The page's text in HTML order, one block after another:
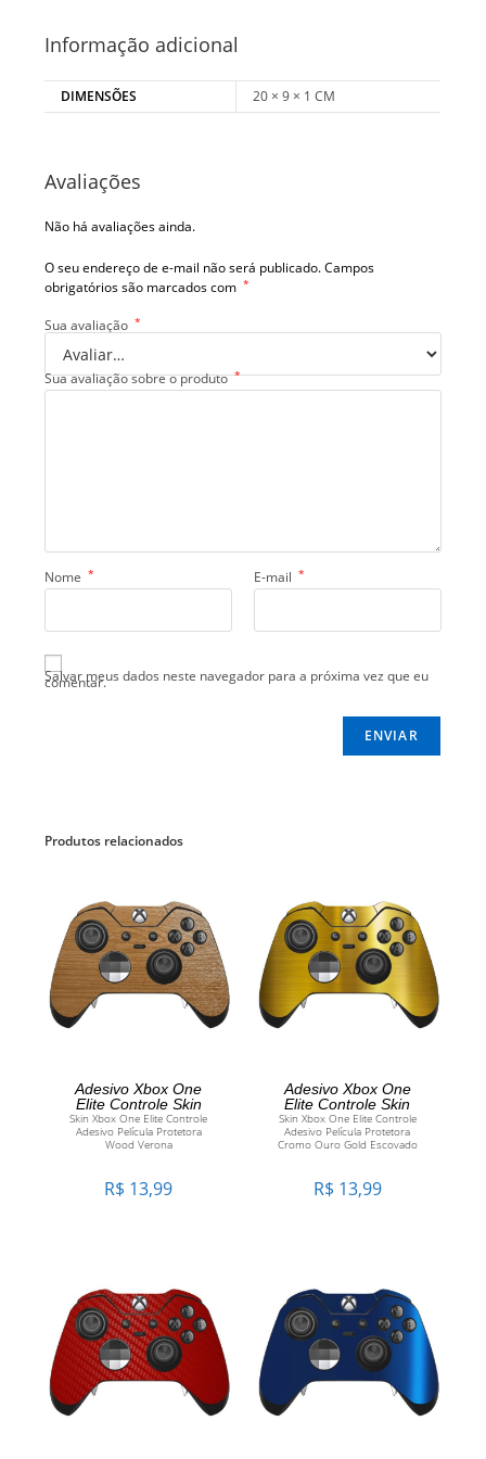
Informação adicional
DIMENSÕES 20 × 9 × 1 CM
Avaliações
Não há avaliações ainda.
O seu endereço de e-mail não será publicado.Campos
obrigatórios são marcados com *
Sua avaliação *
Sua avaliação sobre o produto *
Nome * E-mail *
Salvar meus dados neste navegador para a próxima vez que eu
comentar.
Produtos relacionados
ADICIONAR AO
CARRINHO
Adesivo Xbox One
Elite Controle Skin
Skin Xbox One Elite Controle
Adesivo Película Protetora
Wood Verona
R$ 13,99
ADICIONAR AO
CARRINHO
Adesivo Xbox One
Elite Controle Skin
Skin Xbox One Elite Controle
Adesivo Película Protetora
Cromo Ouro Gold Escovado
R$ 13,99